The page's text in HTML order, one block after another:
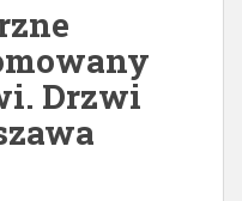
Drzwi